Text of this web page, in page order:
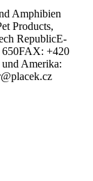
Amphibien
Products,
RepublicE-
650FAX: +420
Amerika: